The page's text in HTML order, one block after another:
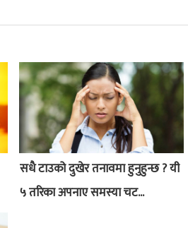
सधै टाउको दुखेर तनावमा हुनुहुन्छ ? यी
५ तरिका अपनाए समस्या चट...